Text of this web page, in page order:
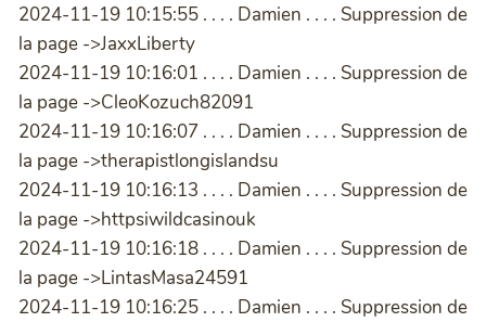
2024-11-19 10:15:55 . . . . Damien . . . . Suppression de
la page ->JaxxLiberty
2024-11-19 10:16:01 . . . . Damien . . . . Suppression de
la page ->CleoKozuch82091
2024-11-19 10:16:07 . . . . Damien . . . . Suppression de
la page ->therapistlongislandsu
2024-11-19 10:16:13 . . . . Damien . . . . Suppression de
la page ->httpsiwildcasinouk
2024-11-19 10:16:18 . . . . Damien . . . . Suppression de
la page ->LintasMasa24591
2024-11-19 10:16:25 . . . . Damien . . . . Suppression de